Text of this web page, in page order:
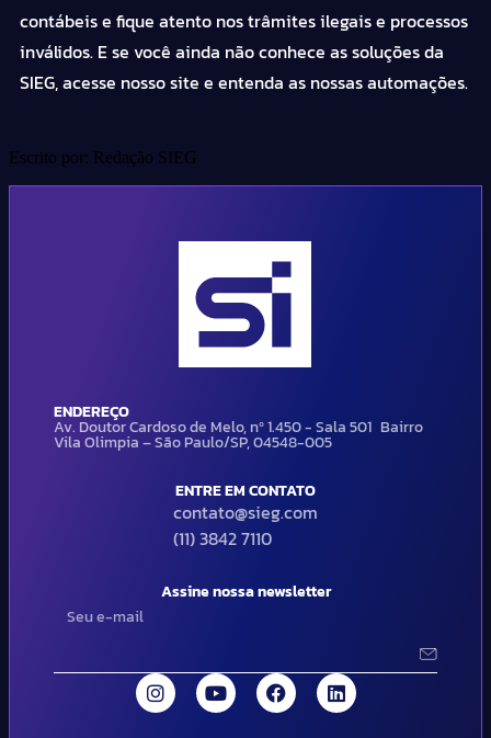
contábeise fique atento nos trâmites ilegais e processos
inválidos. E se você ainda não conhece as soluções da
SIEG,acesse nosso site e entenda as nossas automações.
Escrito por: Redação SIEG
ENDEREÇO
Av. Doutor Cardoso de Melo, nº 1.450 - Sala 501 Bairro
Vila Olimpia – São Paulo/SP, 04548-005
ENTRE EM CONTATO
contato@sieg.com
(11) 3842 7110
Assine nossa newsletter